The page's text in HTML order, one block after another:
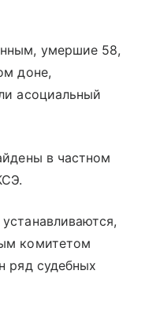
умершие 58,
доне,
асоциальный
в частном
комитетом
ряд судебных